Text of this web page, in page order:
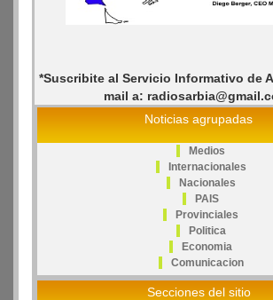
*Suscribite al Servicio Informativo de
mail a:
Noticias agrupadas
Medios
Internacionales
Nacionales
PAIS
Provinciales
Politica
Economia
Comunicacion
Secciones del sitio